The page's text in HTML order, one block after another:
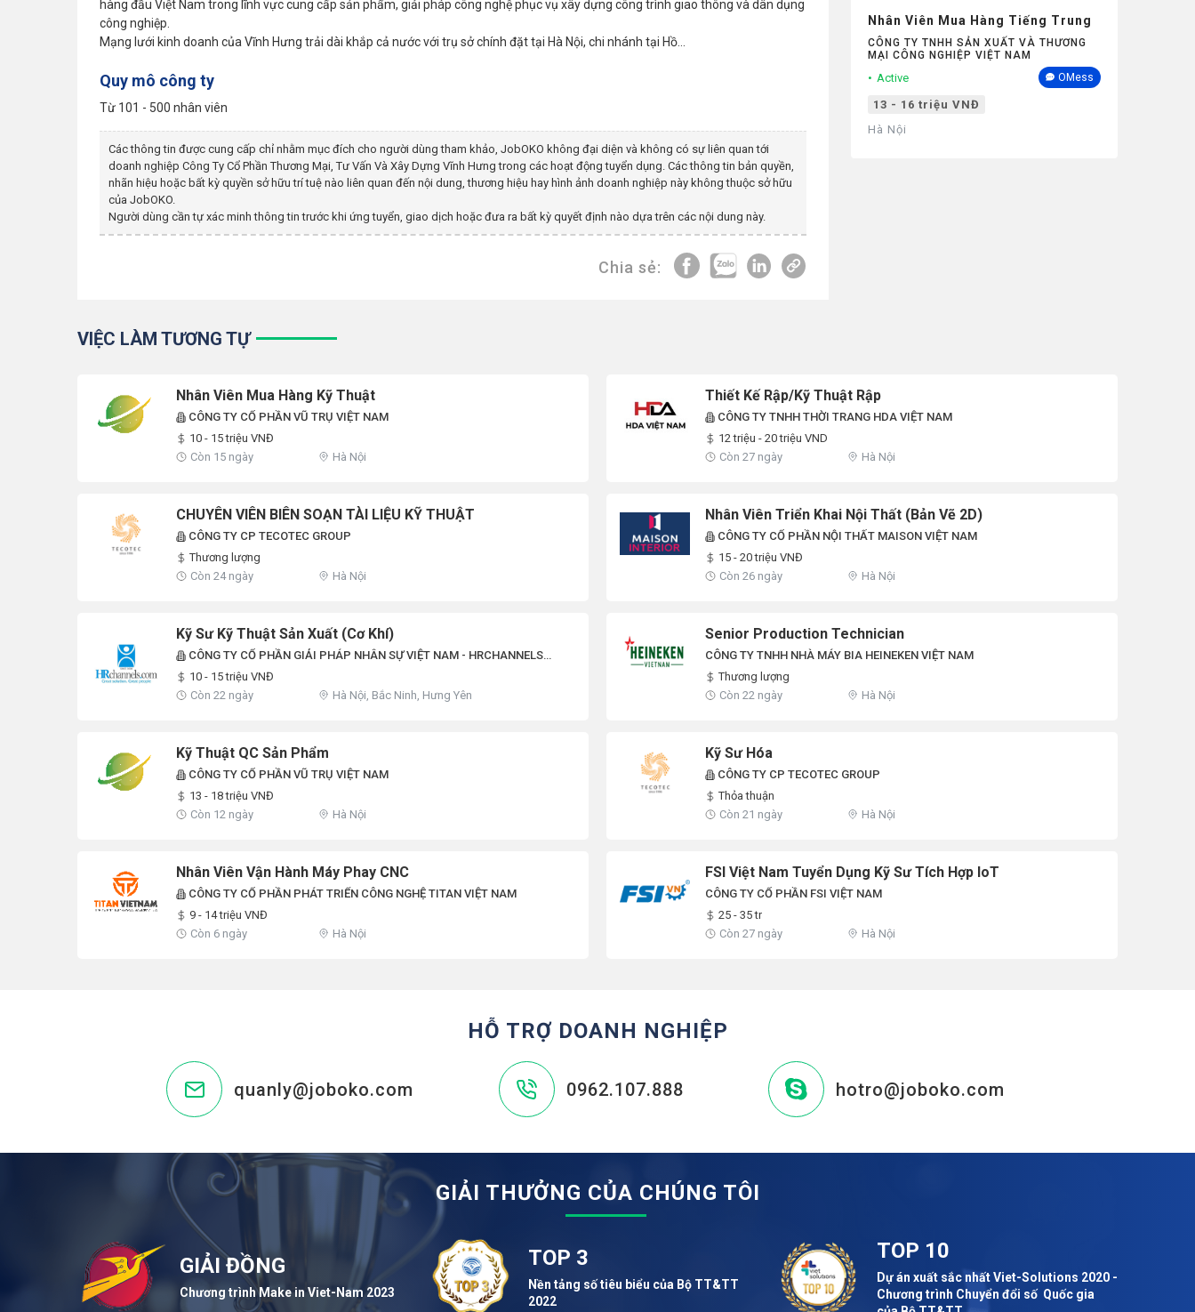
hàng đầu Việt Nam trong lĩnh vực cung cấp sản phẩm, giải pháp công nghệ phục vụ xây dựng công trình giao thông và dân dụng
công nghiệp.
Mạng lưới kinh doanh của Vĩnh Hưng trải dài khắp cả nước với trụ sở chính đặt tại Hà Nội, chi nhánh tại Hồ...
Quy mô công ty
Từ 101 - 500 nhân viên
Các thông tin được cung cấp chỉ nhằm mục đích cho người dùng tham khảo, JobOKO không đại diện và không có sự liên quan tới
doanh nghiệp Công Ty Cổ Phần Thương Mại, Tư Vấn Và Xây Dựng Vĩnh Hưng trong các hoạt động tuyển dụng. Các thông tin bản quyền,
nhãn hiệu hoặc bất kỳ quyền sở hữu trí tuệ nào liên quan đến nội dung, thương hiệu hay hình ảnh doanh nghiệp này không thuộc sở hữu
của JobOKO.
Người dùng cần tự xác minh thông tin trước khi ứng tuyển, giao dịch hoặc đưa ra bất kỳ quyết định nào dựa trên các nội dung này.
Chia sẻ:
Nhân Viên Mua Hàng Tiếng Trung
CÔNG TY TNHH SẢN XUẤT VÀ THƯƠNG
MẠI CÔNG NGHIỆP VIỆT NAM
Active OMess
13 - 16 triệu VNĐ
Hà Nội
VIỆC LÀM TƯƠNG TỰ
Nhân Viên Mua Hàng Kỹ Thuật
CÔNG TY CỔ PHẦN VŨ TRỤ VIỆT NAM
10 - 15 triệu VNĐ
Còn 15 ngày
Hà Nội
Thiết Kế Rập/Kỹ Thuật Rập
CÔNG TY TNHH THỜI TRANG HDA VIỆT NAM
12 triệu - 20 triệu VND
Còn 27 ngày
Hà Nội
CHUYÊN VIÊN BIÊN SOẠN TÀI LIỆU KỸ THUẬT
CÔNG TY CP TECOTEC GROUP
Thương lượng
Còn 24 ngày
Hà Nội
Nhân Viên Triển Khai Nội Thất (Bản Vẽ 2D)
CÔNG TY CỔ PHẦN NỘI THẤT MAISON VIỆT NAM
15 - 20 triệu VNĐ
Còn 26 ngày
Hà Nội
Kỹ Sư Kỹ Thuật Sản Xuất (Cơ Khí)
CÔNG TY CỔ PHẦN GIẢI PHÁP NHÂN SỰ VIỆT NAM - HRCHANNELS
10 - 15 triệu VNĐ
Còn 22 ngày
Hà Nội, Bắc Ninh, Hưng Yên
Senior Production Technician
CÔNG TY TNHH NHÀ MÁY BIA HEINEKEN VIỆT NAM
Thương lượng
Còn 22 ngày
Hà Nội
Kỹ Thuật QC Sản Phẩm
CÔNG TY CỔ PHẦN VŨ TRỤ VIỆT NAM
13 - 18 triệu VNĐ
Còn 12 ngày
Hà Nội
Kỹ Sư Hóa
CÔNG TY CP TECOTEC GROUP
Thỏa thuận
Còn 21 ngày
Hà Nội
Nhân Viên Vận Hành Máy Phay CNC
CÔNG TY CỔ PHẦN PHÁT TRIỂN CÔNG NGHỆ TITAN VIỆT NAM
9 - 14 triệu VNĐ
Còn 6 ngày
Hà Nội
FSI Việt Nam Tuyển Dụng Kỹ Sư Tích Hợp IoT
CÔNG TY CỔ PHẦN FSI VIỆT NAM
25 - 35 tr
Còn 27 ngày
Hà Nội
HỖ TRỢ DOANH NGHIỆP
quanly@joboko.com 0962.107.888 hotro@joboko.com
GIẢI THƯỞNG CỦA CHÚNG TÔI
GIẢI ĐỒNG
Chương trình Make in Viet-Nam 2023
TOP 3
Nền tảng số tiêu biểu của Bộ TT&TT
2022
TOP 10
Dự án xuất sắc nhất Viet-Solutions 2020 -
Chương trình Chuyển đổi số Quốc gia